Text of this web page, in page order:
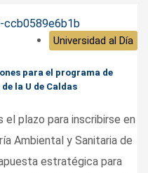
Universidad al Día
para el programa de
la U de Caldas
plazo para inscribirse en
Ambiental y Sanitaria de
estratégica para